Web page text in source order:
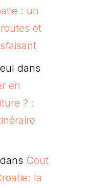
: un
et
dans
en
? :
dans Cout
la